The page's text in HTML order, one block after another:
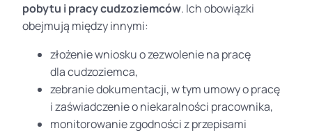
pobytu i pracy cudzoziemców. Ich obowiązki
obejmują między innymi:
złożenie wniosku o zezwolenie na pracę
dla cudzoziemca,
zebranie dokumentacji, w tym umowy o pracę
i zaświadczenie o niekaralności pracownika,
monitorowanie zgodności z przepisami